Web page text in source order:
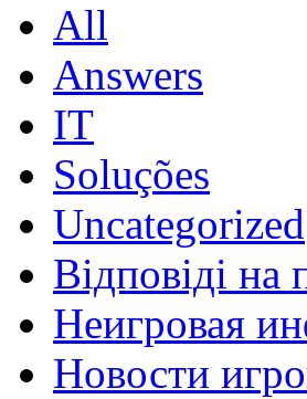
All
Answers
IT
Soluções
Uncategorized
Відповіді на
Неигровая
Новости